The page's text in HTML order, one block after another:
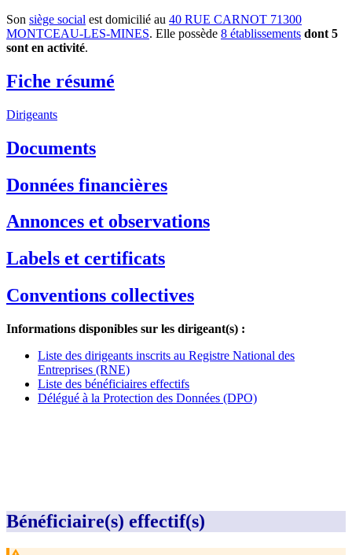
Son siège social est domicilié au 40 RUE CARNOT 71300
MONTCEAU-LES-MINES. Elle possède 8 établissements dont 5
sont en activité.
Fiche résumé
Dirigeants
Documents
Données financières
Annonces et observations
Labels et certificats
Conventions collectives
Informations disponibles sur les dirigeant(s) :
Liste des dirigeants inscrits au Registre National des
Entreprises (RNE)
Liste des bénéficiaires effectifs
Délégué à la Protection des Données (DPO)
Bénéficiaire(s) effectif(s)